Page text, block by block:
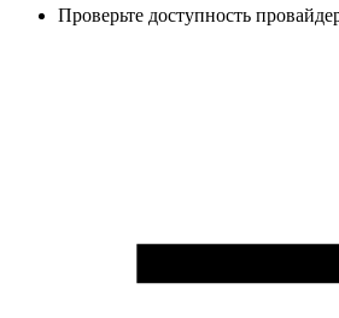
Проверьте доступность